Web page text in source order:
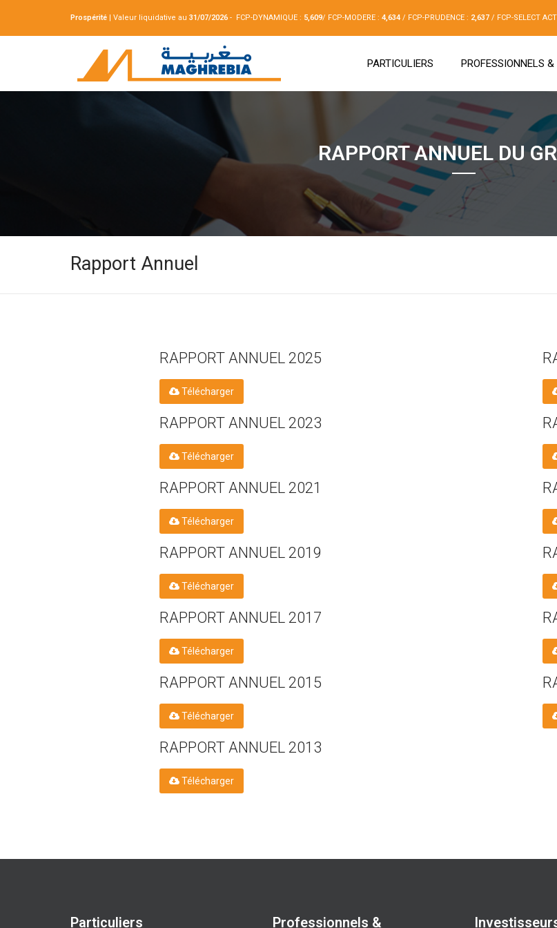
Prospérité | Valeur liquidative au 31/07/2026 - FCP-DYNAMIQUE : 5,609/ FCP-MODERE : 4,634 / FCP-PRUDENCE : 2,637 / FCP-SELECT
PARTICULIERS PROFESSIONNELS &
RAPPORT ANNUEL DU
Rapport Annuel
RAPPORT ANNUEL 2025
Télécharger
RAPPORT ANNUEL 2023
Télécharger
RAPPORT ANNUEL 2021
Télécharger
RAPPORT ANNUEL 2019
Télécharger
RAPPORT ANNUEL 2017
Télécharger
RAPPORT ANNUEL 2015
Télécharger
RAPPORT ANNUEL 2013
Télécharger
Particuliers Professionnels &